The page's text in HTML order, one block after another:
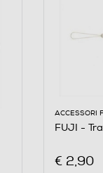
ACCESSORI
FUJI -
€ 2,90